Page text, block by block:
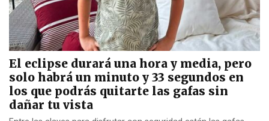
El eclipse durará una hora y media, pero
solo habrá un minuto y 33 segundos en
los que podrás quitarte las gafas sin
dañar tu vista